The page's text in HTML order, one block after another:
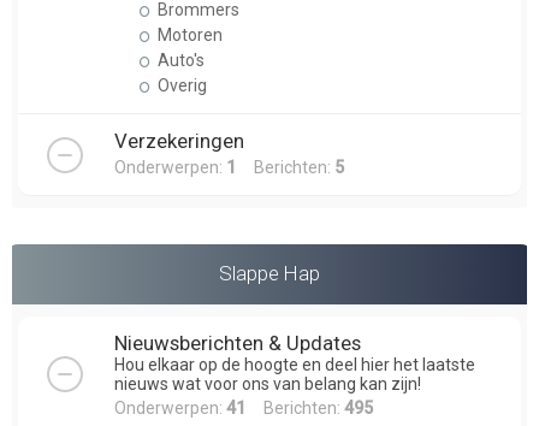
Brommers
Motoren
Auto's
Overig
Verzekeringen
Onderwerpen: 1 Berichten: 5
Slappe Hap
Nieuwsberichten & Updates
Hou elkaar op de hoogte en deel hier het laatste
nieuws wat voor ons van belang kan zijn!
Onderwerpen: 41 Berichten: 495